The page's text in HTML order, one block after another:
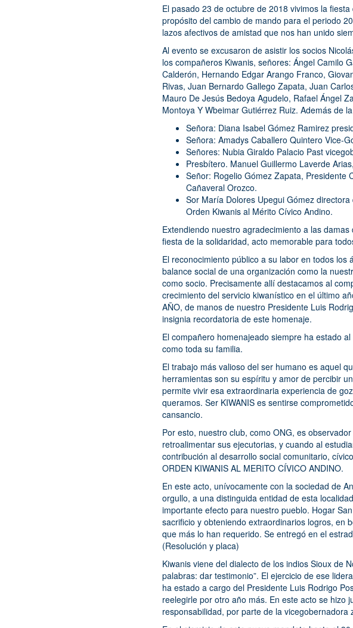
El pasado 23 de octubre de 2018 vivimos la
propósito del cambio de mando para el periodo
lazos afectivos de amistad que nos han unido
Al evento se excusaron de asistir los socios
los compañeros Kiwanis, señores: Ángel Camilo
Calderón, Hernando Edgar Arango Franco,
Rivas, Juan Bernardo Gallego Zapata, Juan
Mauro De Jesús Bedoya Agudelo, Rafael Ángel
Montoya Y Wbeimar Gutiérrez Ruiz. Además de
Señora: Diana Isabel Gómez Ramirez
Señora: Amadys Caballero Quintero Vice-
Señores: Nubia Giraldo Palacio Past
Presbítero. Manuel Guillermo Laverde
Señor: Rogelio Gómez Zapata, Presidente
Cañaveral Orozco.
Sor María Dolores Upegui Gómez
Orden Kiwanis al Mérito Cívico Andino.
Extendiendo nuestro agradecimiento a las
fiesta de la solidaridad, acto memorable para
El reconocimiento público a su labor en todos
balance social de una organización como la
como socio. Precisamente allí destacamos al
crecimiento del servicio kiwanístico en el último
AÑO, de manos de nuestro Presidente Luis
insignia recordatoria de este homenaje.
El compañero homenajeado siempre ha estado
como toda su familia.
El trabajo más valioso del ser humano es aquel
herramientas son su espíritu y amor de percibir
permite vivir esa extraordinaria experiencia de
queramos. Ser KIWANIS es sentirse
cansancio.
Por esto, nuestro club, como ONG, es
retroalimentar sus ejecutorias, y cuando al
contribución al desarrollo social comunitario,
ORDEN KIWANIS AL MERITO CÍVICO ANDINO.
En este acto, unívocamente con la sociedad de
orgullo, a una distinguida entidad de esta
importante efecto para nuestro pueblo. Hogar
sacrificio y obteniendo extraordinarios logros, en
que más lo han requerido. Se entregó en el
(Resolución y placa)
Kiwanis viene del dialecto de los indios Sioux de
palabras: dar testimonio”. El ejercicio de ese
ha estado a cargo del Presidente Luis Rodrigo
reelegirle por otro año más. En este acto se hizo
responsabilidad, por parte de la